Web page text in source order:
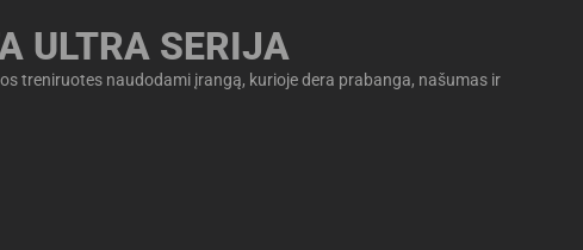
ULTRA SERIJA
treniruotes naudodami įrangą, kurioje dera prabanga, našumas ir